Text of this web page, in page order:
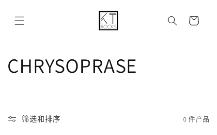
物
收
:
CHRYSOPRASE
筛选和排序 0 件产品